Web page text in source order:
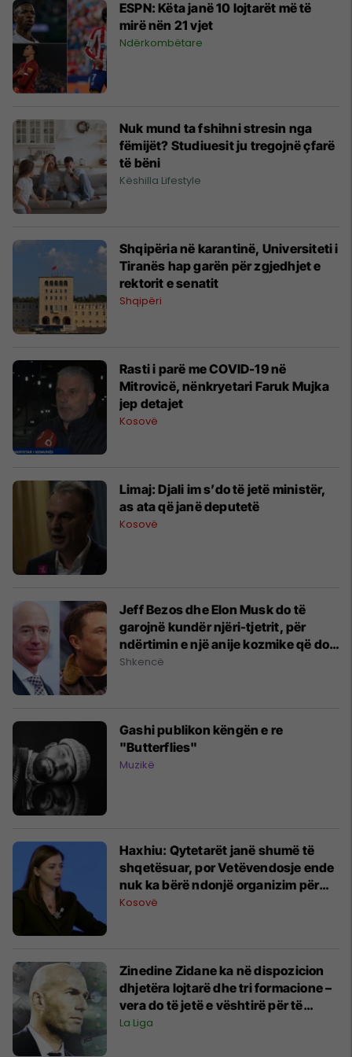
ESPN: Këta janë 10 lojtarët më të
mirë nën 21 vjet
Ndërkombëtare
Nuk mund ta fshihni stresin nga
fëmijët? Studiuesit ju tregojnë çfarë
të bëni
Këshilla Lifestyle
Shqipëria në karantinë, Universiteti i
Tiranës hap garën për zgjedhjet e
rektorit e senatit
Shqipëri
Rasti i parë me COVID-19 në
Mitrovicë, nënkryetari Faruk Mujka
jep detajet
Kosovë
Limaj: Djali im s’do të jetë ministër,
as ata që janë deputetë
Kosovë
Jeff Bezos dhe Elon Musk do të
garojnë kundër njëri-tjetrit, për
ndërtimin e një anije kozmike që do
të përdoret për misionin e ardhshëm
Shkencë
Gashi publikon këngën e re
"Butterflies"
Muzikë
Haxhiu: Qytetarët janë shumë të
shqetësuar, por Vetëvendosje ende
nuk ka bërë ndonjë organizim për
protesta
Kosovë
Zinedine Zidane ka në dispozicion
dhjetëra lojtarë dhe tri formacione –
vera do të jetë e vështirë për të
zgjedhur te Real Madridi
La Liga